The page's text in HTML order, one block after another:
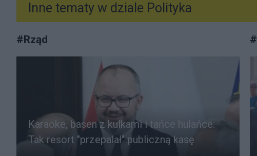
Inne tematy w dziale Polityka
#Rząd
Karaoke, basen z kulkami i tańce hulańce.
Tak resort "przepalał" publiczną kasę
#